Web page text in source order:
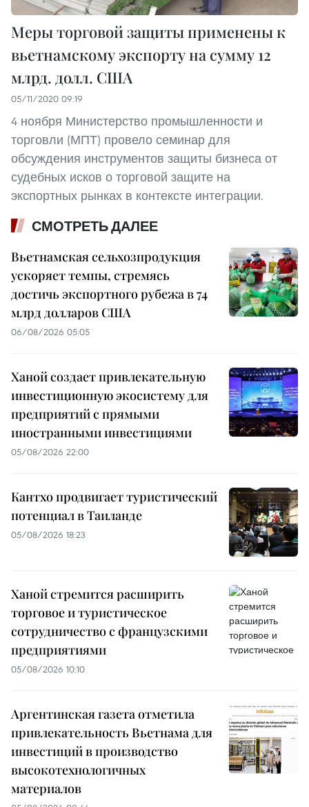
Меры торговой защиты применены к
вьетнамскому экспорту на сумму 12
млрд. долл. США
05/11/2020 09:19
4 ноября Министерство промышленности и
торговли (МПТ) провело семинар для
обсуждения инструментов защиты бизнеса от
судебных исков о торговой защите на
экспортных рынках в контексте интеграции.
СМОТРЕТЬ ДАЛЕЕ
Вьетнамская сельхозпродукция
ускоряет темпы, стремясь
достичь экспортного рубежа в 74
млрд долларов США
06/08/2026 05:05
Ханой создает привлекательную
инвестиционную экосистему для
предприятий с прямыми
иностранными инвестициями
05/08/2026 22:00
Кантхо продвигает туристический
потенциал в Таиланде
05/08/2026 18:23
Ханой стремится расширить
торговое и туристическое
сотрудничество с французскими
предприятиями
05/08/2026 10:10
Аргентинская газета отметила
привлекательность Вьетнама для
инвестиций в производство
высокотехнологичных
материалов